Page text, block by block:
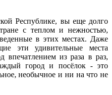
Республике, вы еще долго
с теплом и нежностью,
в этих местах. Даже
эти удивительные места
впечатлением из раза в раз,
город и посёлок - это
необычное и ни на что не